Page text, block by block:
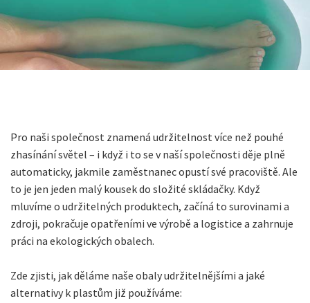
Pro naši společnost znamená udržitelnost více než pouhé
zhasínání světel – i když i to se v naší společnosti děje plně
automaticky, jakmile zaměstnanec opustí své pracoviště. Ale
to je jen jeden malý kousek do složité skládačky. Když
mluvíme o udržitelných produktech, začíná to surovinami a
zdroji, pokračuje opatřeními ve výrobě a logistice a zahrnuje
práci na ekologických obalech.
Zde zjisti, jak děláme naše obaly udržitelnějšími a jaké
alternativy k plastům již používáme: